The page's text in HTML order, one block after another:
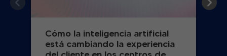
Cómo la inteligencia artificial
está cambiando la experiencia